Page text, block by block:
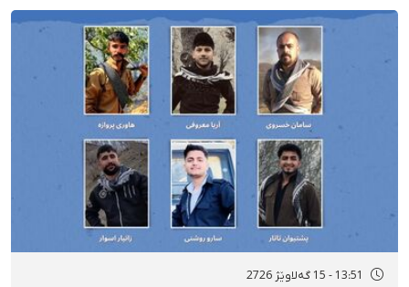
13:51 - 15 گەلاوێژ 2726